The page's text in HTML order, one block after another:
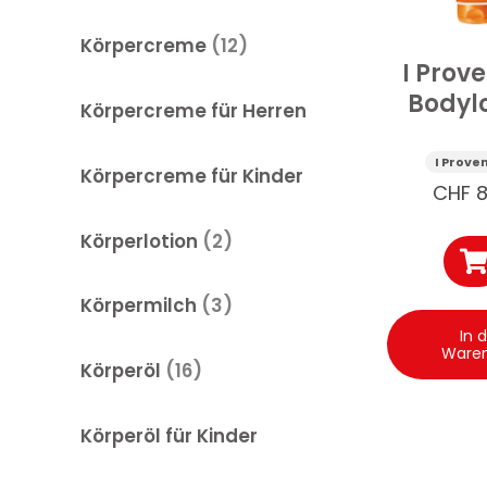
Körpercreme (12)
Körpercreme für Herren
Körpercreme für Kinder
Körperlotion (2)
Körpermilch (3)
Körperöl (16)
Körperöl für Kinder
I
I
CHF
In